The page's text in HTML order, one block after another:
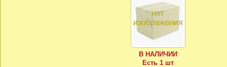
В НАЛИЧИИ
Есть 1 шт